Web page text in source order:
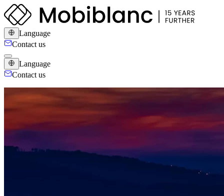
Language
Contact us
Language
Contact us